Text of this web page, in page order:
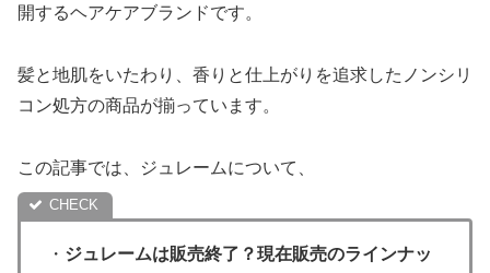
開するヘアケアブランドです。
髪と地肌をいたわり、香りと仕上がりを追求したノンシリ
コン処方の商品が揃っています。
この記事では、ジュレームについて、
・ ジュレームは販売終了？現在販売のラインナッ